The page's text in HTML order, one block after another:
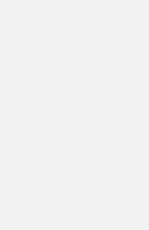
Apps
für
nicht an den
die